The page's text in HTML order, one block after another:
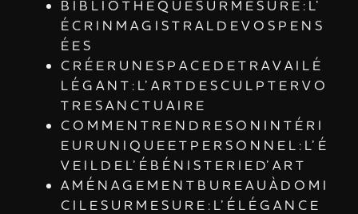
B I B L I O T H È Q U E S U R M E S U R E : L’
É C R I N M A G I S T R A L D E V O S P E N S
É E S
C R É E R U N E S P A C E D E T R A V A I L É
L É G A N T : L’ A R T D E S C U L P T E R V O
T R E S A N C T U A I R E
C O M M E N T R E N D R E S O N I N T É R I
E U R U N I Q U E E T P E R S O N N E L : L’ É
V E I L D E L’ É B É N I S T E R I E D’ A R T
A M É N A G E M E N T B U R E A U À D O M I
C I L E S U R M E S U R E : L’ É L É G A N C E